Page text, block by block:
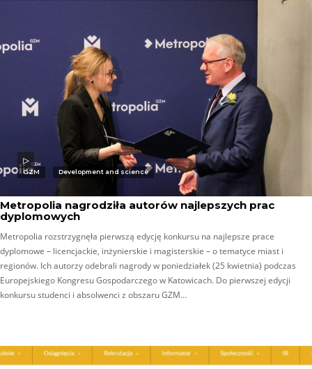
GZM Development and science
Metropolia nagrodziła autorów najlepszych prac
dyplomowych
Metropolia rozstrzygnęła pierwszą edycję konkursu na najlepsze prace
dyplomowe – licencjackie, inżynierskie i magisterskie – o tematyce miast i
regionów. Ich autorzy odebrali nagrody w poniedziałek (25 kwietnia) podczas
Europejskiego Kongresu Gospodarczego w Katowicach. Do pierwszej edycji
konkursu studenci i absolwenci z obszaru GZM…